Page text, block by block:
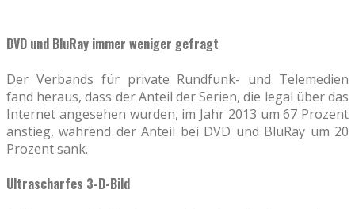
DVD und BluRay immer weniger gefragt
Der Verbands für private Rundfunk- und Telemedien
fand heraus, dass der Anteil der Serien, die legal über das
Internet angesehen wurden, im Jahr 2013 um 67 Prozent
anstieg, während der Anteil bei DVD und BluRay um 20
Prozent sank.
Ultrascharfes 3-D-Bild